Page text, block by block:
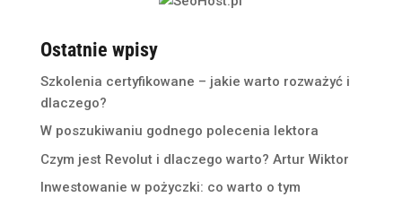
Ostatnie wpisy
Szkolenia certyfikowane – jakie warto rozważyć i
dlaczego?
W poszukiwaniu godnego polecenia lektora
Czym jest Revolut i dlaczego warto? Artur Wiktor
Inwestowanie w pożyczki: co warto o tym